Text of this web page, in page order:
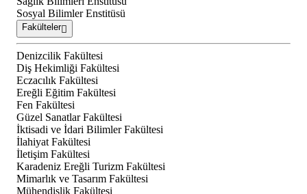
Sosyal Bilimler Enstitüsü
Fakülteler
Denizcilik Fakültesi
Diş Hekimliği Fakültesi
Eczacılık Fakültesi
Ereğli Eğitim Fakültesi
Fen Fakültesi
Güzel Sanatlar Fakültesi
İktisadi ve İdari Bilimler Fakültesi
İlahiyat Fakültesi
İletişim Fakültesi
Karadeniz Ereğli Turizm Fakültesi
Mimarlık ve Tasarım Fakültesi
Mühendislik Fakültesi